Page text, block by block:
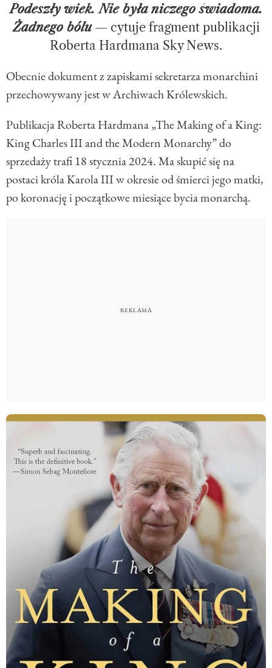
Podeszły wiek. Nie była niczego świadoma.
Żadnego bólu — cytuje fragment publikacji
Roberta Hardmana Sky News.
Obecnie dokument z zapiskami sekretarza monarchini
przechowywany jest w Archiwach Królewskich.
Publikacja Roberta Hardmana „The Making of a King:
King Charles III and the Modern Monarchy” do
sprzedaży trafi 18 stycznia 2024. Ma skupić się na
postaci króla Karola III w okresie od śmierci jego matki,
po koronację i początkowe miesiące bycia monarchą.